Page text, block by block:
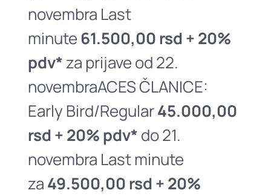
novembra Last
minute 61.500,00 rsd + 20%
pdv*za prijave od 22.
novembraACES ČLANICE:
Early Bird/Regular45.000,00
rsd + 20% pdv* do 21.
novembra Last minute
za 49.500,00 rsd + 20%